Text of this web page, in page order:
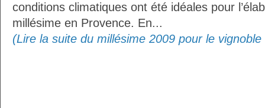
conditions climatiques ont été idéales pour
millésime en Provence. En...
(Lire la suite du millésime 2009 pour le